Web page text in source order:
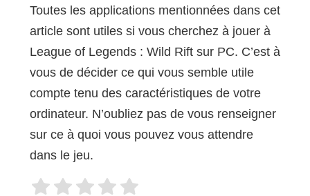
Toutes les applications mentionnées dans cet
article sont utiles si vous cherchez à jouer à
League of Legends : Wild Rift sur PC. C’est à
vous de décider ce qui vous semble utile
compte tenu des caractéristiques de votre
ordinateur. N’oubliez pas de vous renseigner
sur ce à quoi vous pouvez vous attendre
dans le jeu.